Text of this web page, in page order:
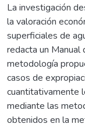
La investigación
la valoración
superficiales de
redacta un
metodología
casos de
cuantitativamente
mediante las
obtenidos en la